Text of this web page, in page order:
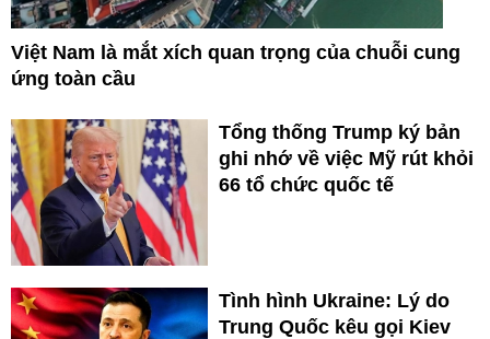
Việt Nam là mắt xích quan trọng của chuỗi cung
ứng toàn cầu
Tổng thống Trump ký bản
ghi nhớ về việc Mỹ rút khỏi
66 tổ chức quốc tế
Tình hình Ukraine: Lý do
Trung Quốc kêu gọi Kiev